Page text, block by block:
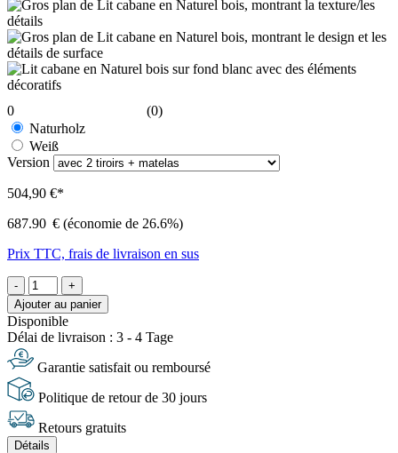
0
(0)
Naturholz
Weiß
Version
504,90 €*
687.90 € (économie de 26.6%)
Prix TTC, frais de livraison en sus
-
+
Ajouter au panier
Disponible
Délai de livraison : 3 - 4 Tage
Garantie satisfait ou remboursé
Politique de retour de 30 jours
Retours gratuits
Détails